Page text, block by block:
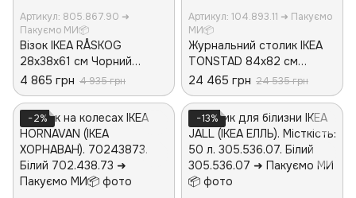
Артикул: 805.867.90 ➜
Пакуємо МИ📦
Візок IKEA RÅSKOG
28x38x61 см Чорний
805.867.90
4 865 грн 4 935 грн
Артикул: 104.893.11 ➜ Пакуємо
МИ📦
Журнальний столик IKEA
TONSTAD 84x82 см
Коричневий 104.893.11
24 465 грн 24 535 грн
−2% −13%